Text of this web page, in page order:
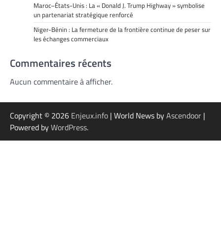
Maroc–États-Unis : La « Donald J. Trump Highway » symbolise
un partenariat stratégique renforcé
Niger-Bénin : La fermeture de la frontière continue de peser sur
les échanges commerciaux
Commentaires récents
Aucun commentaire à afficher.
Copyright © 2026 Enjeux.info | World News byAscendoor |
Powered byWordPress.